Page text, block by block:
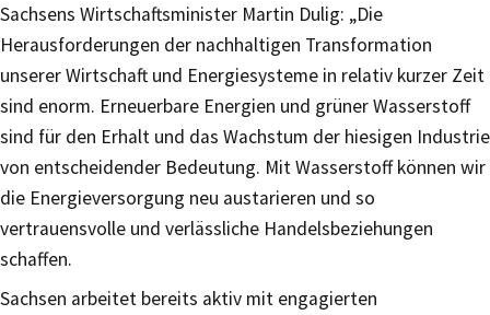
Sachsens Wirtschaftsminister Martin Dulig: „Die
Herausforderungen der nachhaltigen Transformation
unserer Wirtschaft und Energiesysteme in relativ kurzer Zeit
sind enorm. Erneuerbare Energien und grüner Wasserstoff
sind für den Erhalt und das Wachstum der hiesigen Industrie
von entscheidender Bedeutung. Mit Wasserstoff können wir
die Energieversorgung neu austarieren und so
vertrauensvolle und verlässliche Handelsbeziehungen
schaffen.
Sachsen arbeitet bereits aktiv mit engagierten